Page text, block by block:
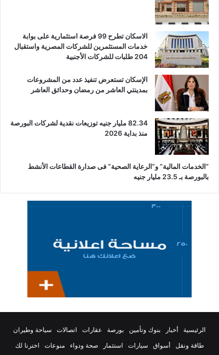
الاسكان تطرح 99 فرصة استثمارية على بوابة
خدمات المستثمرين للشركات المصرية واستقبال
204 طلبات للشركات الأجنبية
الإسكان تستعرض تنفيذ عدد من المشروعات
بمدينتي العاشر من رمضان وحدائق العاشر
82.34 مليار جنيه توزيعات نقدية لشركات البورصة
منذ بداية 2026
“الخدمات المالية” و”الرعاية الصحية” فى صدارة القطاعات الأنشط
بالبورصة بـ 23.5 مليار جنيه
الرئيسية أخبار بنوك وتأمين بورصة عقارات اتصالات
سياحة وطيران
طاقة ونقل
أسواق سيارات استثمار صحة ودواء منوعات اخترنا لك